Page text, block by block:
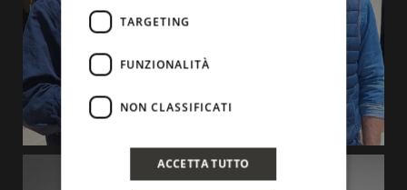
TARGETING
FUNZIONALITÀ
NON CLASSIFICATI
ACCETTA TUTTO